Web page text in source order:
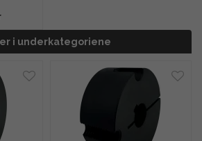
i underkategoriene